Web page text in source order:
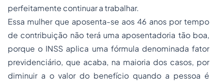
perfeitamente continuar a trabalhar.
Essa mulher que aposenta-se aos 46 anos por tempo
de contribuição não terá uma aposentadoria tão boa,
porque o INSS aplica uma fórmula denominada fator
previdenciário, que acaba, na maioria dos casos, por
diminuir a o valor do benefício quando a pessoa é